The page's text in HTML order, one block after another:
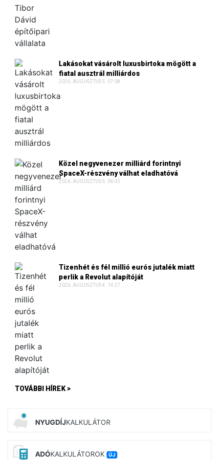
Lakásokat vásárolt luxusbirtoka mögött a
fiatal ausztrál milliárdos
2026. AUGUSZTUS 5. 07:08
Közel negyvenezer milliárd forintnyi
SpaceX-részvény válhat eladhatóvá
2026. AUGUSZTUS 5. 06:35
Tizenhét és fél millió eurós jutalék miatt
perlik a Revolut alapítóját
2026. AUGUSZTUS 4. 14:27
TOVÁBBI HÍREK >
NYUGDÍJKALKULÁTOR
ADÓKALKULÁTOROK ÚJ